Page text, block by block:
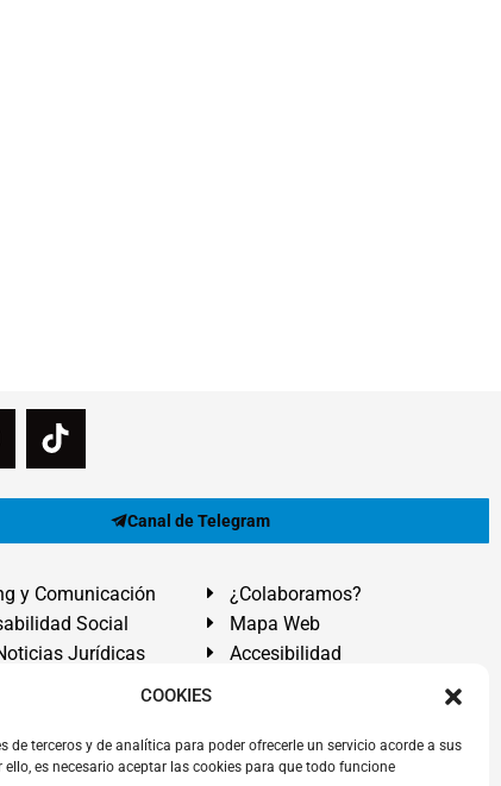
COOKIES
de terceros y de analítica para poder ofrecerle un servicio acorde a sus
ello, es necesario aceptar las cookies para que todo funcione
Canal de Telegram
y Comunicación
Social
Jurídicas
¿Colaboramos?
Mapa Web
Accesibilidad
de Abona, Santa Cruz de Tenerife. Islas Canarias.